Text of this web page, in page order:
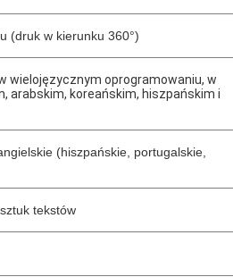
(druk w kierunku 360°)
wielojęzycznym oprogramowaniu, w
arabskim, koreańskim, hiszpańskim i
(hiszpańskie, portugalskie,
tekstów